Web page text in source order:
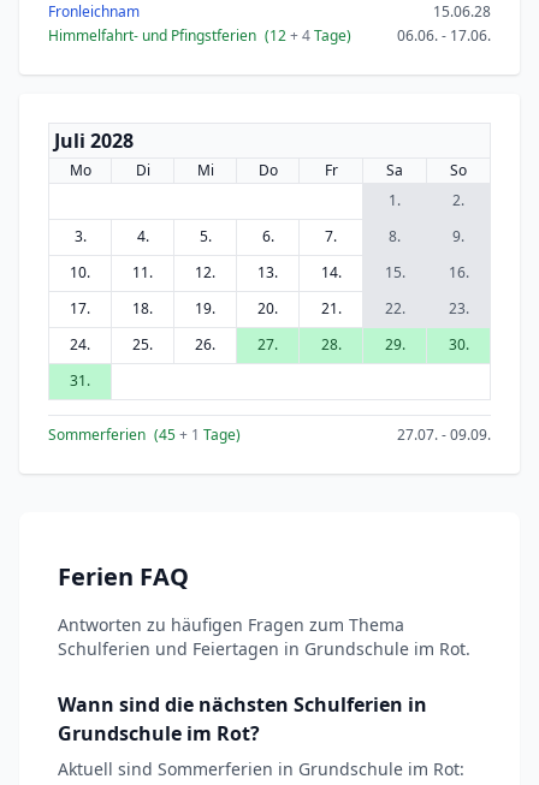
Fronleichnam
15.06.28
Himmelfahrt- und Pfingstferien (12+ 4Tage) 06.06. - 17.06.
Juli 2028
Mo Di Mi Do Fr Sa
So
1.
2.
3.
4. 5. 6. 7. 8.
9.
10.
11. 12. 13. 14. 15.
16.
17.
18. 19. 20. 21. 22.
23.
24.
25. 26. 27. 28. 29.
30.
31.
Sommerferien (45+ 1 Tage) 27.07. - 09.09.
Ferien FAQ
Antworten zu häufigen Fragen zum Thema
Schulferien und Feiertagen in Grundschule im Rot.
Wann sind die nächsten Schulferien in
Grundschule im Rot?
Aktuell sind Sommerferien in Grundschule im Rot: